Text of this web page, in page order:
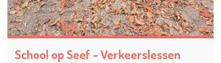
School op Seef - Verkeerslessen